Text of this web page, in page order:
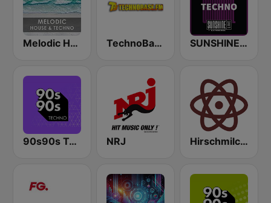
Melodic House & Techno @ Technolovers.FM TechnoBase.FM SUNSHINE LIVE - Techno
90s90s Techno NRJ Hirschmilch Techno